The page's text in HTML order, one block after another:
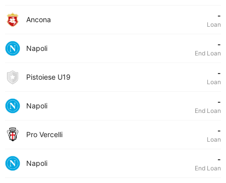
Ancona -
Loan
Napoli -
End Loan
Pistoiese U19 -
Loan
Napoli -
End Loan
Pro Vercelli -
Loan
Napoli -
End Loan